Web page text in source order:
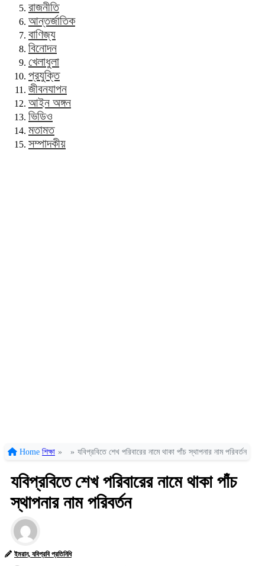
রাজনীতি
আন্তর্জাতিক
বাণিজ্য
বিনোদন
খেলাধুলা
প্রযুক্তি
জীবনযাপন
আইন অঙ্গন
ভিডিও
মতামত
সম্পাদকীয়
Home শিক্ষা » » যবিপ্রবিতে শেখ পরিবারের নামে থাকা পাঁচ স্থাপনার নাম পরিবর্তন
যবিপ্রবিতে শেখ পরিবারের নামে থাকা পাঁচ
স্থাপনার নাম পরিবর্তন
ইমরান, যবিপ্রবি প্রতিনিধি